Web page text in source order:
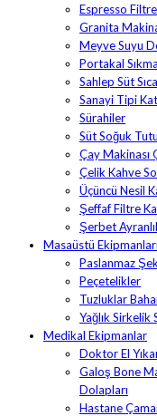
Espresso
Granita
Meyve Suyu
Portakal
Sahlep Süt
Sanayi Tipi
Sürahiler
Süt Soğuk
Çay Makinası
Çelik Kahve
Üçüncü Nesil
Şeffaf Filtre
Şerbet
Masaüstü Ekipmanları
Paslanmaz
Peçetelikler
Tuzluklar
Yağlık Sirkelik
Medikal Ekipmanlar
Doktor El
Galoş Bone
Dolapları
Hastane